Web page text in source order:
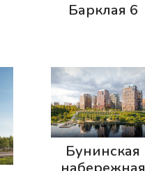
Барклая 6
Бунинская